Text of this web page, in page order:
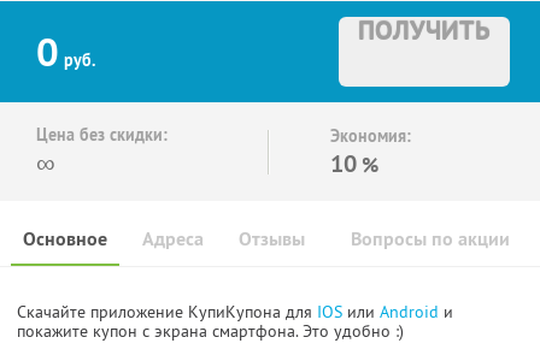
0 руб.
ПОЛУЧИТЬ
Цена без скидки:
∞
Экономия:
10 %
Основное Отзывы Вопросы по акции
Адреса
Скачайте приложение КупиКупона для IOS или Android и
покажите купон с экрана смартфона. Это удобно :)